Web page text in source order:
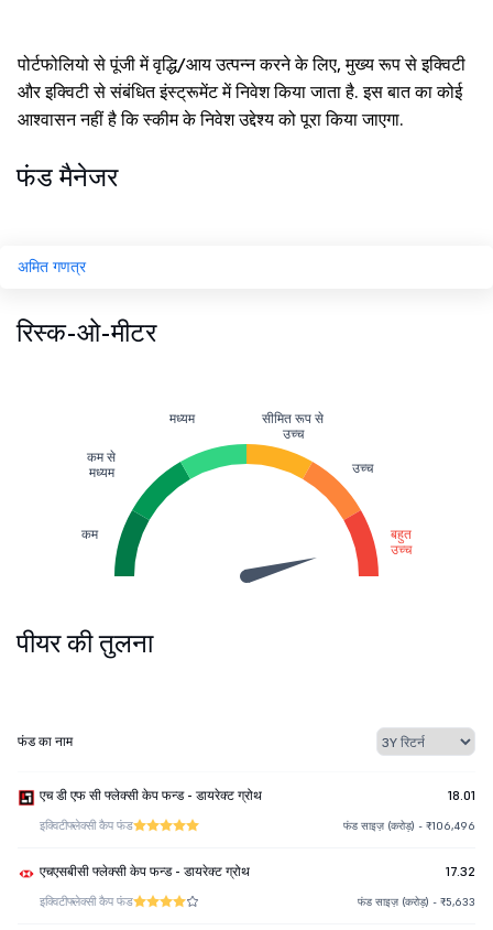
पोर्टफोलियो से पूंजी में वृद्धि/आय उत्पन्न करने के लिए, मुख्य रूप से इक्विटी
और इक्विटी से संबंधित इंस्ट्रूमेंट में निवेश किया जाता है. इस बात का कोई
आश्वासन नहीं है कि स्कीम के निवेश उद्देश्य को पूरा किया जाएगा.
फंड मैनेजर
अमित गणत्र
रिस्क-ओ-मीटर
कम
कम से
मध्यम
मध्यम
सीमित रूप से
उच्च
उच्च
बहुत
उच्च
पीयर की तुलना
फंड का नाम
एच डी एफ सी फ्लेक्सी केप फन्ड - डायरेक्ट ग्रोथ 18.01
इक्विटीफ्लेक्सी कैप फंड फंड साइज़ (करोड़) - ₹106,496
एचएसबीसी फ्लेक्सी केप फन्ड - डायरेक्ट ग्रोथ 17.32
इक्विटीफ्लेक्सी कैप फंड फंड साइज़ (करोड़) - ₹5,633